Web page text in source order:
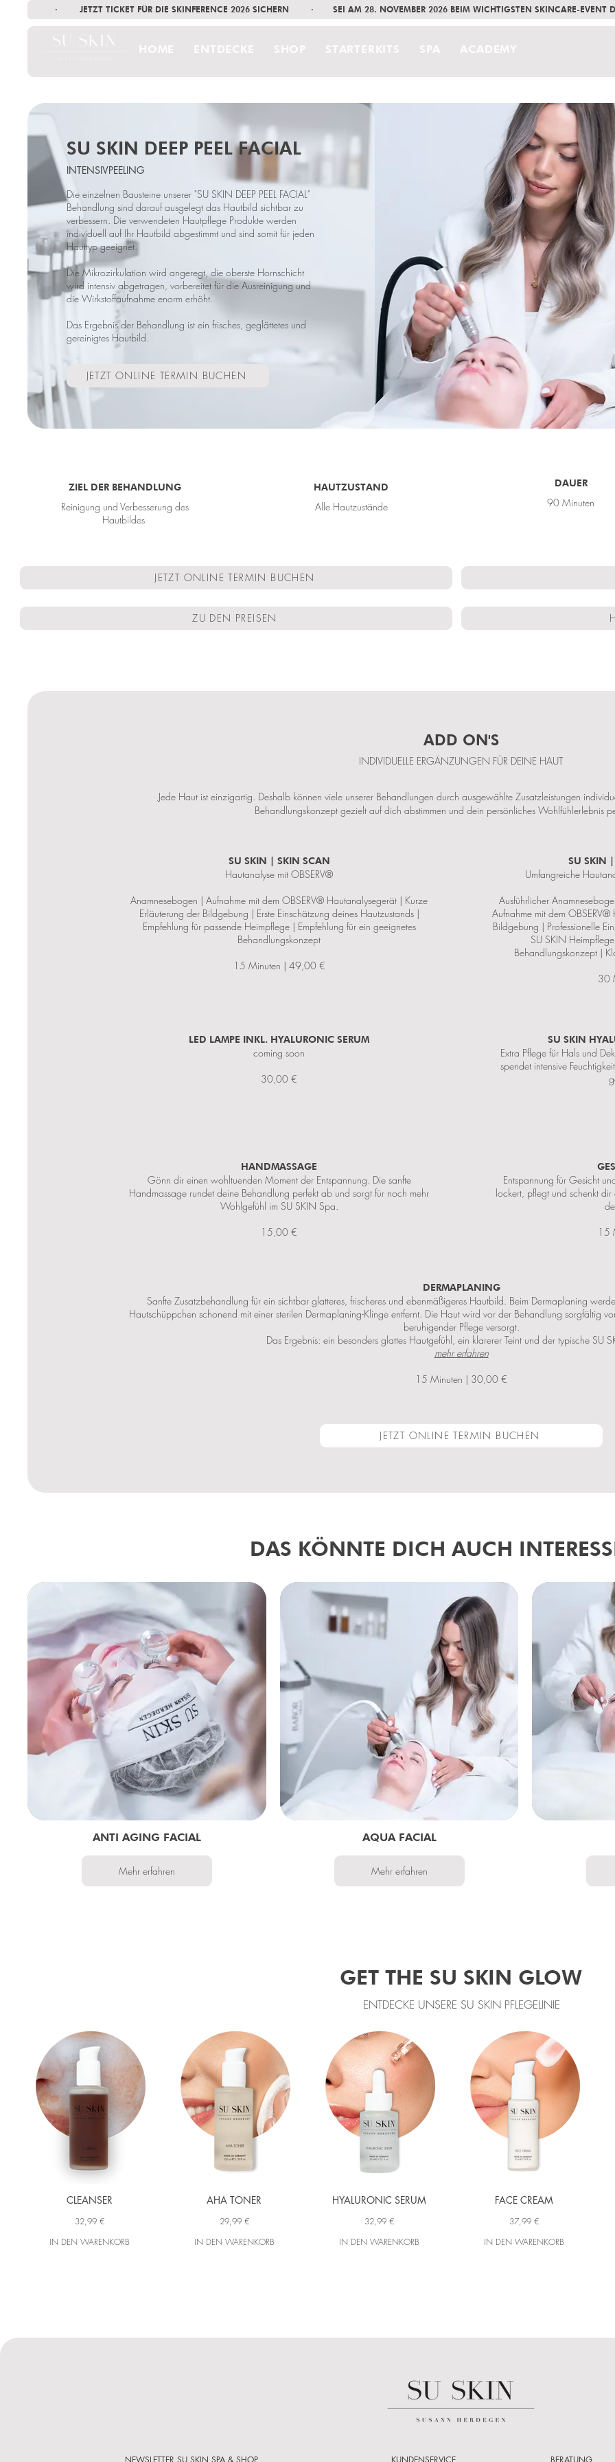
·        JETZT TICKET FÜR DIE SKINFERENCE 2026 SICHERN        ·       SEI AM 28. NOVEMBER 2026 BEIM WICHTIGSTEN SKINCARE-EVENT
HOME ENTDECKE SHOP STARTERKITS SPA ACADEMY
SU SKIN DEEP PEEL FACIAL
INTENSIVPEELING
Die einzelnen Bausteine unserer "SU SKIN DEEP PEEL FACIAL"
Behandlung sind darauf ausgelegt das Hautbild sichtbar zu
verbessern. Die verwendeten Hautpflege Produkte werden
individuell auf Ihr Hautbild abgestimmt und sind somit für jeden
Hauttyp geeignet.
Die Mikrozirkulation wird angeregt, die oberste Hornschicht
wird intensiv abgetragen, vorbereitet für die Ausreinigung und
die Wirkstoffaufnahme enorm erhöht.
Das Ergebnis der Behandlung ist ein frisches, geglättetes und
gereinigtes Hautbild.
JETZT ONLINE TERMIN BUCHEN
ZIEL DER BEHANDLUNG
Reinigung und Verbesserung des
Hautbildes
HAUTZUSTAND
Alle Hautzustände
DAUER
90 Minuten
JETZT ONLINE TERMIN BUCHEN
ZU DEN PREISEN
ADD ON'S
INDIVIDUELLE ERGÄNZUNGEN FÜR DEINE HAUT
Jede Haut ist einzigartig. Deshalb können viele unserer Behandlungen durch ausgewählte Zusatzleistungen
Behandlungskonzept gezielt auf dich abstimmen und dein persönliches Wohlfühlerlebnis
SU SKIN | SKIN SCAN
Hautanalyse mit OBSERV®
Anamnesebogen | Aufnahme mit dem OBSERV® Hautanalysegerät | Kurze
Erläuterung der Bildgebung | Erste Einschätzung deines Hautzustands |
Empfehlung für passende Heimpflege | Empfehlung für ein geeignetes
Behandlungskonzept
15 Minuten | 49,00 €
SU SKIN
Umfangreiche
Ausführlicher
Aufnahme mit dem
Bildgebung | Professionelle
SU SKIN
Behandlungskonzept |
30
LED LAMPE INKL. HYALURONIC SERUM
coming soon
30,00 €
SU SKIN
Extra Pflege für Hals und
spendet intensive
HANDMASSAGE
Gönn dir einen wohltuenden Moment der Entspannung. Die sanfte
Handmassage rundet deine Behandlung perfekt ab und sorgt für noch mehr
Wohlgefühl im SU SKIN Spa.
15,00 €
Entspannung für Gesicht
lockert, pflegt und schenkt
15
DERMAPLANING
Sanfte Zusatzbehandlung für ein sichtbar glatteres, frischeres und ebenmäßigeres Hautbild. Beim Dermaplaning
Hautschüppchen schonend mit einer sterilen Dermaplaning-Klinge entfernt. Die Haut wird vor der Behandlung sorgfältig
beruhigender Pflege versorgt.
Das Ergebnis: ein besonders glattes Hautgefühl, ein klarerer Teint und der typische SU
mehr erfahren
15 Minuten | 30,00 €
JETZT ONLINE TERMIN BUCHEN
DAS KÖNNTE DICH AUCH
ANTI AGING FACIAL
Mehr erfahren
AQUA FACIAL
Mehr erfahren
GET THE SU SKIN GLOW
ENTDECKE UNSERE SU SKIN PFLEGELINIE
CLEANSER
32,99 €
IN DEN WARENKORB
AHA TONER
29,99 €
IN DEN WARENKORB
HYALURONIC SERUM
32,99 €
IN DEN WARENKORB
FACE CREAM
37,99 €
IN DEN WARENKORB
NEWSLETTER SU SKIN SPA & SHOP KUNDENSERVICE BERATUNG